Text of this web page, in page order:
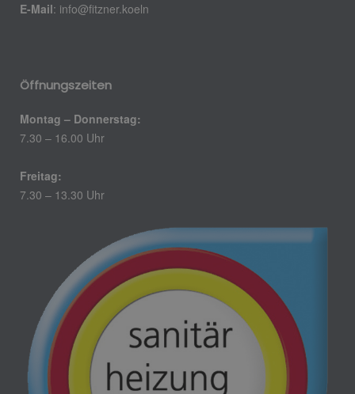
E-Mail: info@fitzner.koeln
Öffnungszeiten
Montag – Donnerstag:
7.30 – 16.00 Uhr
Freitag:
7.30 – 13.30 Uhr